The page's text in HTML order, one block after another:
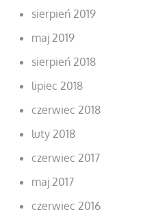
sierpień 2019
maj 2019
sierpień 2018
lipiec 2018
czerwiec 2018
luty 2018
czerwiec 2017
maj 2017
czerwiec 2016